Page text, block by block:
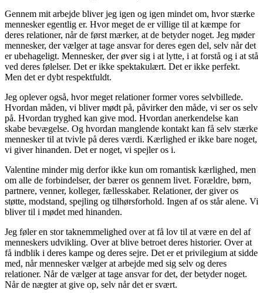
Gennem mit arbejde bliver jeg igen og igen mindet om, hvor stærke
mennesker egentlig er. Hvor meget de er villige til at kæmpe for
deres relationer, når de først mærker, at de betyder noget. Jeg møder
mennesker, der vælger at tage ansvar for deres egen del, selv når det
er ubehageligt. Mennesker, der øver sig i at lytte, i at forstå og i at stå
ved deres følelser. Det er ikke spektakulært. Det er ikke perfekt.
Men det er dybt respektfuldt.
Jeg oplever også, hvor meget relationer former vores selvbillede.
Hvordan måden, vi bliver mødt på, påvirker den måde, vi ser os selv
på. Hvordan tryghed kan give mod. Hvordan anerkendelse kan
skabe bevægelse. Og hvordan manglende kontakt kan få selv stærke
mennesker til at tvivle på deres værdi. Kærlighed er ikke bare noget,
vi giver hinanden. Det er noget, vi spejler os i.
Valentine minder mig derfor ikke kun om romantisk kærlighed, men
om alle de forbindelser, der bærer os gennem livet. Forældre, børn,
partnere, venner, kolleger, fællesskaber. Relationer, der giver os
støtte, modstand, spejling og tilhørsforhold. Ingen af os står alene. Vi
bliver til i mødet med hinanden.
Jeg føler en stor taknemmelighed over at få lov til at være en del af
menneskers udvikling. Over at blive betroet deres historier. Over at
få indblik i deres kampe og deres sejre. Det er et privilegium at sidde
med, når mennesker vælger at arbejde med sig selv og deres
relationer. Når de vælger at tage ansvar for det, der betyder noget.
Når de nægter at give op, selv når det er svært.